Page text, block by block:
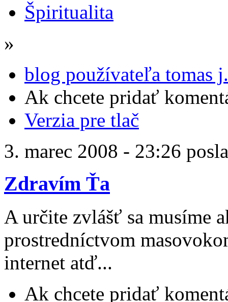
Špiritualita
»
blog používateľa tomas
Ak chcete pridať
Verzia pre tlač
3. marec 2008 - 23:26
Zdravím Ťa
A určite zvlášť sa musíme
prostredníctvom
internet atď...
Ak chcete pridať